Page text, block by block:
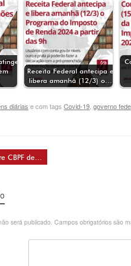
Receita Federal antecipa e
libera amanhã (12/3) o…
diárias e com tags Covid-19 governo
CBPF de…
será publicado. Campos obrigatórios são